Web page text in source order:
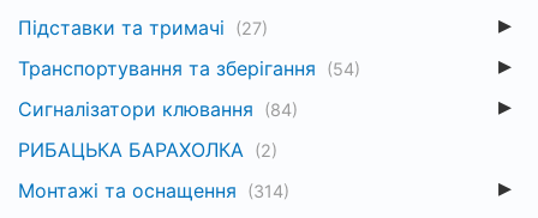
Підставки та тримачі (27)
Транспортування та зберігання (54)
Сигналізатори клювання (84)
РИБАЦЬКА БАРАХОЛКА (2)
Монтажі та оснащення (314)